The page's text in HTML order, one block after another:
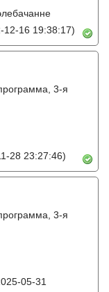
12-16 19:38:17)
3-я
28 23:27:46)
3-я
05-31